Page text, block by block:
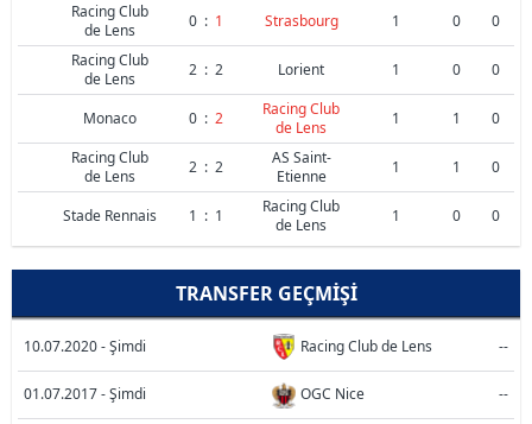
Racing Club
de Lens
0 : 1 Strasbourg 1 0
0
Racing Club
de Lens
2 : 2 Lorient 1 0 0
Monaco 0 : 2
Racing Club
de Lens
1 1
0
Racing Club
de Lens
2 : 2
AS Saint-
Etienne
1 1 0
Stade Rennais 1 : 1
Racing Club
de Lens
1 0 0
TRANSFER GEÇMIŞI
10.07.2020 - Şimdi Racing Club de Lens --
01.07.2017 - Şimdi OGC Nice --